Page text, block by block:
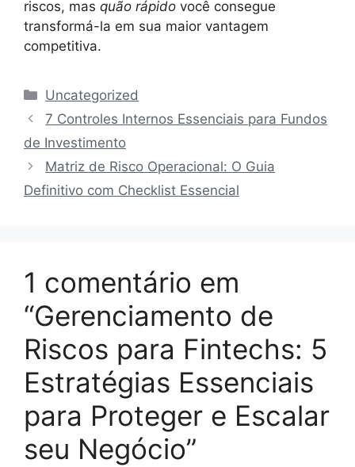
riscos, mas quão rápido você consegue
transformá-la em sua maior vantagem
competitiva.
Categorias
Uncategorized
7 Controles Internos Essenciais para Fundos
de Investimento
Matriz de Risco Operacional: O Guia
Definitivo com Checklist Essencial
1 comentário em
“Gerenciamento de
Riscos para Fintechs: 5
Estratégias Essenciais
para Proteger e Escalar
seu Negócio”